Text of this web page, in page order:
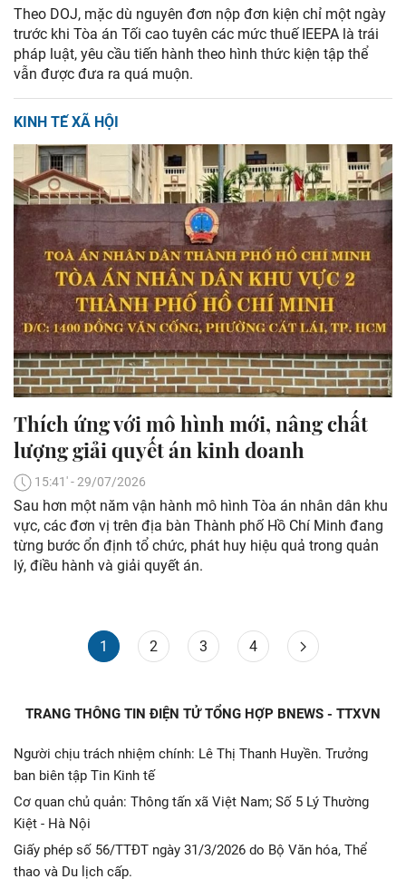
Theo DOJ, mặc dù nguyên đơn nộp đơn kiện chỉ một ngày
trước khi Tòa án Tối cao tuyên các mức thuế IEEPA là trái
pháp luật, yêu cầu tiến hành theo hình thức kiện tập thể
vẫn được đưa ra quá muộn.
KINH TẾ XÃ HỘI
Thích ứng với mô hình mới, nâng chất
lượng giải quyết án kinh doanh
15:41' - 29/07/2026
Sau hơn một năm vận hành mô hình Tòa án nhân dân khu
vực, các đơn vị trên địa bàn Thành phố Hồ Chí Minh đang
từng bước ổn định tổ chức, phát huy hiệu quả trong quản
lý, điều hành và giải quyết án.
1 2 3 4
TRANG THÔNG TIN ĐIỆN TỬ TỔNG HỢP BNEWS - TTXVN
Người chịu trách nhiệm chính: Lê Thị Thanh Huyền. Trưởng
ban biên tập Tin Kinh tế
Cơ quan chủ quản: Thông tấn xã Việt Nam; Số 5 Lý Thường
Kiệt - Hà Nội
Giấy phép số 56/TTĐT ngày 31/3/2026 do Bộ Văn hóa, Thể
thao và Du lịch cấp.